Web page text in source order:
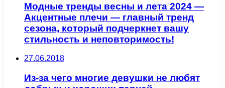
Модные тренды весны и лета 2024 —
Акцентные плечи — главный тренд
сезона, который подчеркнет вашу
стильность и неповторимость!
27.06.2018
Из-за чего многие девушки не любят